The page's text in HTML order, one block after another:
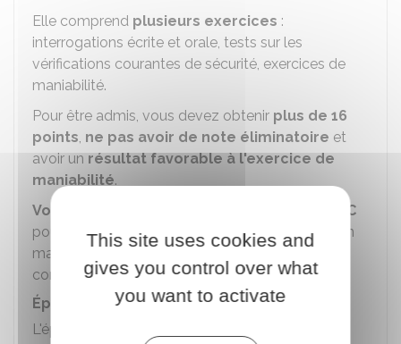
Elle comprend plusieurs exercices :
interrogations écrite et orale, tests sur les
vérifications courantes de sécurité, exercices de
maniabilité.
Pour être admis, vous devez obtenir plus de 16
points, ne pas avoir de note éliminatoire et
avoir unrésultat favorable à l'exercice de
maniabilité.
Vous conservez le bénéfice de l'épreuve HC
pour 3 épreuves en circulation (CIR) pendant 1 an
maximum à partir de la réussite à l'épreuve HC à
condition de valider l'épreuve théorique.
Épreuve en circulation (CIR)
L'épreuve CIR se déroule sur des
This site uses cookies and
gives you control over what
you want to activate